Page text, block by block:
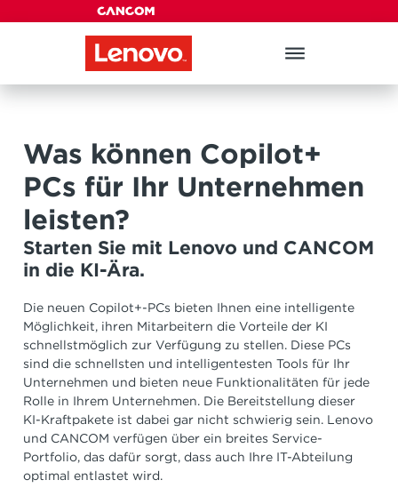
Menü überspringen
Was können Copilot+
PCs für Ihr Unternehmen
leisten?
Starten Sie mit Lenovo und CANCOM
in die KI-Ära.
Die neuen Copilot+-PCs bieten Ihnen eine intelligente
Möglichkeit, ihren Mitarbeitern die Vorteile der KI
schnellstmöglich zur Verfügung zu stellen. Diese PCs
sind die schnellsten und intelligentesten Tools für Ihr
Unternehmen und bieten neue Funktionalitäten für jede
Rolle in Ihrem Unternehmen. Die Bereitstellung dieser
KI-Kraftpakete ist dabei gar nicht schwierig sein. Lenovo
und CANCOM verfügen über ein breites Service-
Portfolio, das dafür sorgt, dass auch Ihre IT-Abteilung
optimal entlastet wird.